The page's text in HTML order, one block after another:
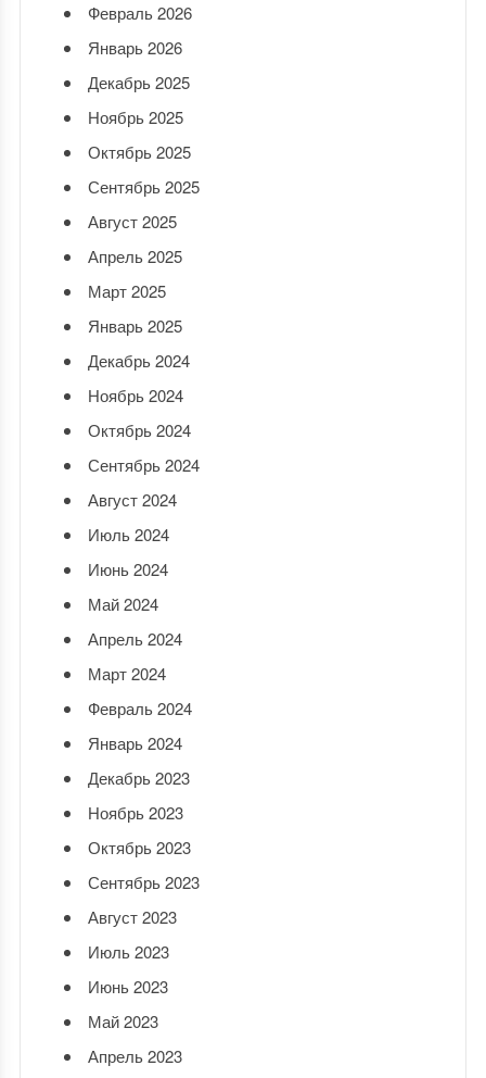
Февраль 2026
Январь 2026
Декабрь 2025
Ноябрь 2025
Октябрь 2025
Сентябрь 2025
Август 2025
Апрель 2025
Март 2025
Январь 2025
Декабрь 2024
Ноябрь 2024
Октябрь 2024
Сентябрь 2024
Август 2024
Июль 2024
Июнь 2024
Май 2024
Апрель 2024
Март 2024
Февраль 2024
Январь 2024
Декабрь 2023
Ноябрь 2023
Октябрь 2023
Сентябрь 2023
Август 2023
Июль 2023
Июнь 2023
Май 2023
Апрель 2023